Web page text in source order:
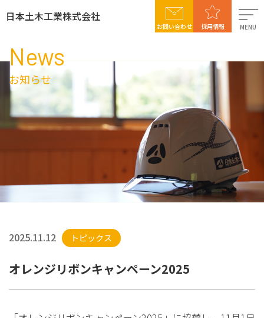
日本土木工業株式会社
日本土木工業について
事業案内
施工実績
お問い合わせ 採用情報 MENU
News
お知らせ
2025.11.12 トピックス
オレンジリボンキャンペーン2025